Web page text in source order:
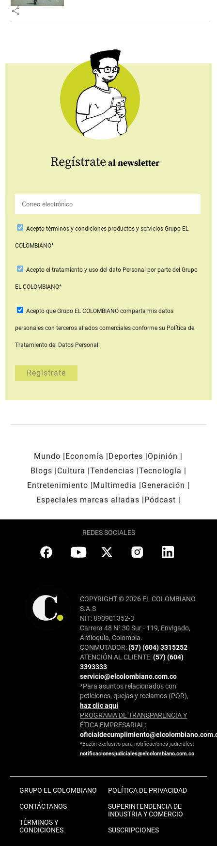
share
Regístrate al newsletter
Aceptotérminos y condiciones productos y serviciosGrupo EL
COLOMBIANO*
Acepto el tratamiento y uso del dato Personal por parte del Grupo
EL COLOMBIANO*
Acepto que Grupo EL COLOMBIANOcomparta mis datos
personales con terceros aliados comerciales conforme su Política de
Tratamiento del Datos Personal.
Mundo Economía Deportes
Opinión
Blogs
Cultura Tendencias Tecnología
Entretenimiento
Multimedia
Generación
Especiales marcas aliadas
Pódcast
REDES SOCIALES
COPYRIGHT © 2026 EL COLOMBIANO
S.A.S
NIT: 890901352-3
Carrera 48 N° 30 Sur - 119, Envigado,
Antioquia, Colombia.
CONMUTADOR:(57) (604) 3315252
ATENCIÓN AL CLIENTE:(57) (604)
3393333
servicio@elcolombiano.com.co
*Para asuntos relacionados con
peticiones, quejas y reclamos (PQR),
haz clic aquí
PROGRAMA DE TRANSPARENCIA Y
ÉTICA EMPRESARIAL:
*Buzón exclusivo para notificaciones judiciales:
notificacionesjudiciales@elcolombiano.com.co
GRUPO EL COLOMBIANO
CONTÁCTANOS
TÉRMINOS Y
CONDICIONES
POLÍTICA DE PRIVACIDAD
SUPERINTENDENCIA DE
INDUSTRIA Y COMERCIO
SUSCRIPCIONES